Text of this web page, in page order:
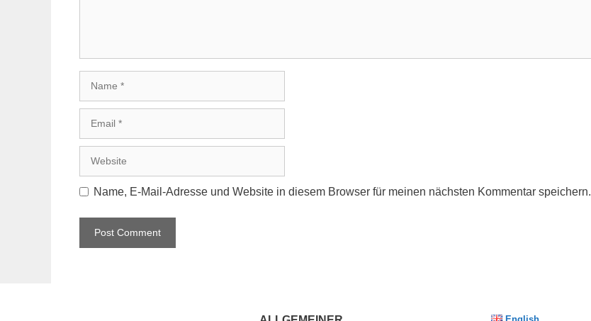
Name, E-Mail-Adresse und Website in diesem Browser für meinen nächsten Kommentar speichern.